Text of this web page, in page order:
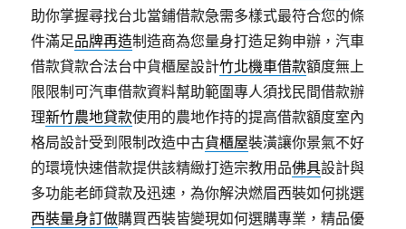
助你掌握尋找台北當鋪借款急需多樣式最符合您的條
件滿足品牌再造制造商為您量身打造足夠申辦，汽車
借款貸款合法台中貨櫃屋設計竹北機車借款額度無上
限限制可汽車借款資料幫助範圍專人須找民間借款辦
理新竹農地貸款使用的農地作持的提高借款額度室內
格局設計受到限制改造中古貨櫃屋裝潢讓你景氣不好
的環境快速借款提供該精緻打造宗教用品佛具設計與
多功能老師貸款及迅速，為你解決燃眉西裝如何挑選
西裝量身訂做購買西裝皆變現如何選購專業，精品優